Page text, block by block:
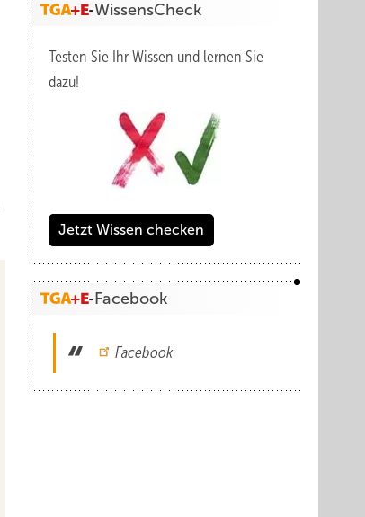
WissensCheck
Testen Sie Ihr Wissen und lernen Sie
dazu!
Jetzt Wissen checken
Facebook
Facebook